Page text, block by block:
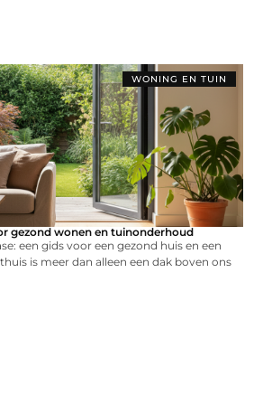
WONING EN TUIN
gezond wonen en tuinonderhoud
een gids voor een gezond huis en een
is meer dan alleen een dak boven ons